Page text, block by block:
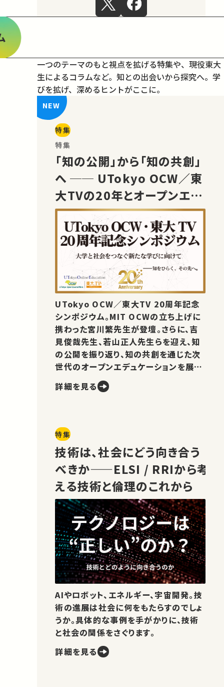
一つのテーマのもと視点を拡げる特集や、現役東大
生によるコラムなど。 知との出会いから探究へ。学
びを拡げ、深めるヒントがここに。
特集
特集
「知の公開」から「知の共創」
へ ── UTokyo OCW／東
大TVの20年とオープンエデ
ュケーションの未来
UTokyo OCW／東大TV 20周年記念
シンポジウム。MIT OCWの立ち上げに
携わった宮川繁先生が登壇。さらに、吉
見俊哉先生、若山正人先生らを迎え、知
の公開を振り返り、知の共創を通じた次
世代のオープンエデュケーションを展望
詳細を見る
特集
技術は、社会にどう向き合う
べきか——ELSI / RRIから考
える技術と倫理のこれから
AIやロボット、エネルギー、宇宙開発。技
術の進展は社会に何をもたらすのでしょ
うか。具体的な事例を手がかりに、技術
と社会の関係をさぐります。
詳細を見る